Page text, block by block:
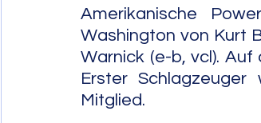
Psychedelic/
Hard Rock
Amerikanische
Washington von Kurt
Warnick (e-b, vcl).
Erster
Mitglied.